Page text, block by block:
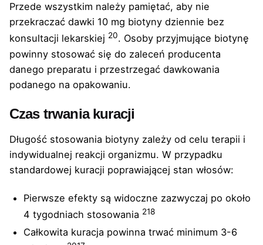
Przede wszystkim należy pamiętać, aby nie
przekraczać dawki 10 mg biotyny dziennie bez
konsultacji lekarskiej 20. Osoby przyjmujące biotynę
powinny stosować się do zaleceń producenta
danego preparatu i przestrzegać dawkowania
podanego na opakowaniu.
Czas trwania kuracji
Długość stosowania biotyny zależy od celu terapii i
indywidualnej reakcji organizmu. W przypadku
standardowej kuracji poprawiającej stan włosów:
Pierwsze efekty są widoczne zazwyczaj po około
4 tygodniach stosowania 218
Całkowita kuracja powinna trwać minimum 3-6